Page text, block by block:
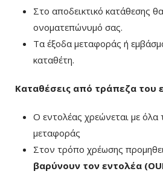
Στο αποδεικτικό κατάθεσης
ονοματεπώνυμό σας.
Τα έξοδα μεταφοράς ή
καταθέτη.
Καταθέσεις από τράπεζα του
Ο εντολέας χρεώνεται με όλα
μεταφοράς
Στον τρόπο χρέωσης
βαρύνουν τον εντολέα